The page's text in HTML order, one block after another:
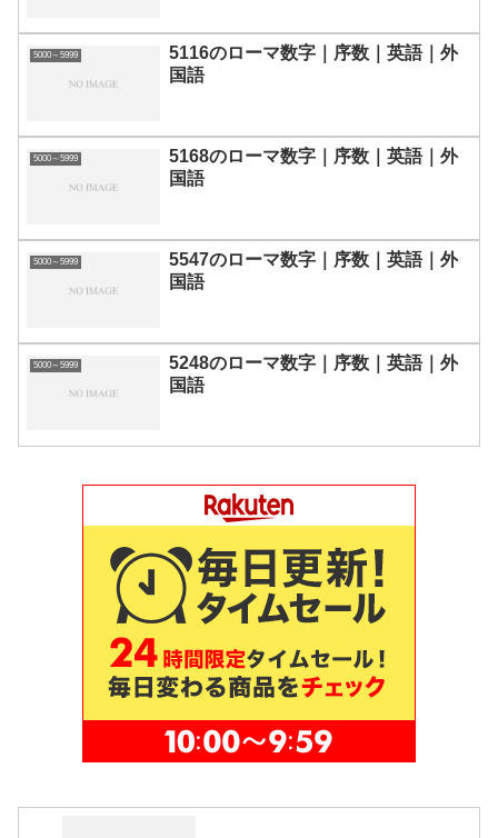
5000～5999
5116のローマ数字｜序数｜英語｜外
国語
5000～5999
5168のローマ数字｜序数｜英語｜外
国語
5000～5999
5547のローマ数字｜序数｜英語｜外
国語
5000～5999
5248のローマ数字｜序数｜英語｜外
国語